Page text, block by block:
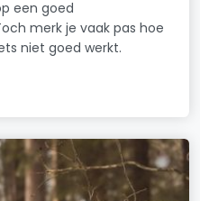
een goed
merk je vaak pas hoe
niet goed werkt.